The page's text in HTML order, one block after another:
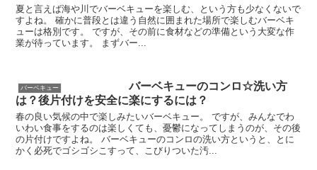
夏と言えば海や川でバーベキューを楽しむ、という方も少なくないで
すよね。 確かに普段とは違う自然に囲まれた場所で楽しむバーベキ
ューは格別です。 ですが、その前に食材などの準備という大変な作
業が待っています。 まずバー...
バーベキュー
バーベキューのコンロ☆洗い方
は？後片付けを安全に楽にするには？
春の良い気候の中で楽しみたいバーベキュー。 ですが、みんなでわ
いわい食事をするのは楽しくても、憂鬱になってしまうのが、その後
の片付けですよね。 バーベキューのコンロの洗い方というと、とに
かく必死でゴシゴシこすって、こびりついた汚...